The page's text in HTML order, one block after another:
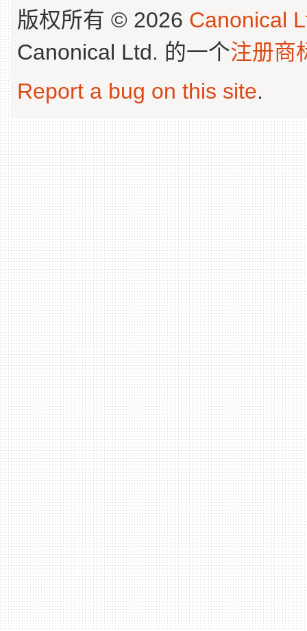
版权所有 © 2026 Canonical
Canonical Ltd. 的一个注册商
Report a bug on this site.